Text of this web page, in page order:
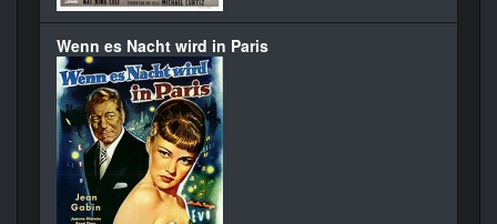
Wenn es Nacht wird in Paris